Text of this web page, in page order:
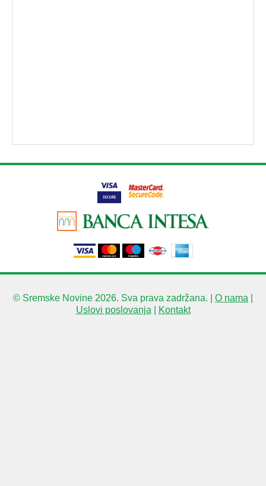
© Sremske Novine 2026. Sva prava zadržana. | O nama
Uslovi poslovanja
Kontakt